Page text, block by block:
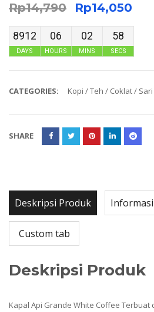
Rp14,790 Rp14,050
8912
DAYS
06
HOURS
02
MINS
58
SECS
CATEGORIES: Kopi / Teh / Coklat /
SHARE
Deskripsi Produk
Custom tab
Deskripsi Produk
Kapal Api Grande White Coffee